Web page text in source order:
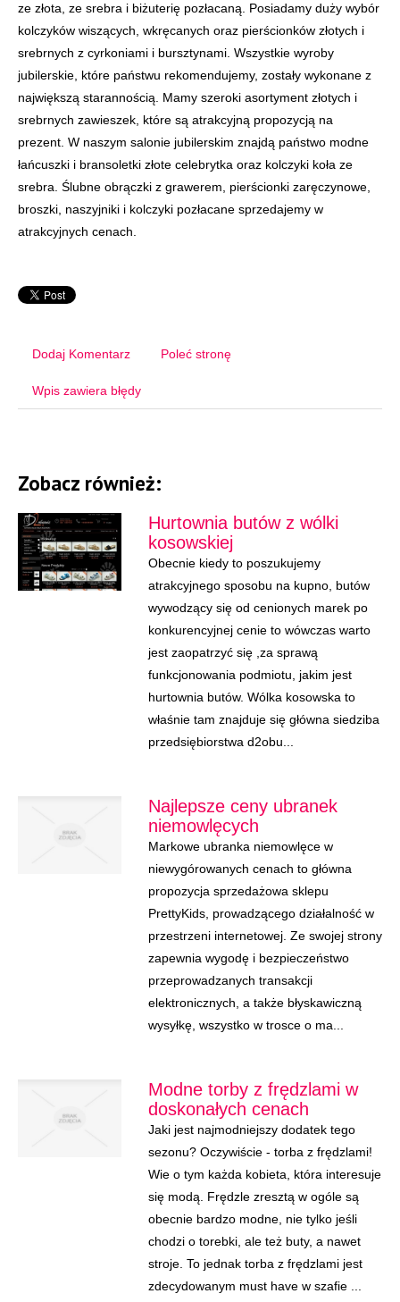
ze złota, ze srebra i biżuterię pozłacaną. Posiadamy duży wybór
kolczyków wiszących, wkręcanych oraz pierścionków złotych i
srebrnych z cyrkoniami i bursztynami. Wszystkie wyroby
jubilerskie, które państwu rekomendujemy, zostały wykonane z
największą starannością. Mamy szeroki asortyment złotych i
srebrnych zawieszek, które są atrakcyjną propozycją na
prezent. W naszym salonie jubilerskim znajdą państwo modne
łańcuszki i bransoletki złote celebrytka oraz kolczyki koła ze
srebra. Ślubne obrączki z grawerem, pierścionki zaręczynowe,
broszki, naszyjniki i kolczyki pozłacane sprzedajemy w
atrakcyjnych cenach.
Dodaj Komentarz Poleć stronę
Wpis zawiera błędy
Zobacz również:
Hurtownia butów z wólki
kosowskiej
Obecnie kiedy to poszukujemy
atrakcyjnego sposobu na kupno, butów
wywodzący się od cenionych marek po
konkurencyjnej cenie to wówczas warto
jest zaopatrzyć się ,za sprawą
funkcjonowania podmiotu, jakim jest
hurtownia butów. Wólka kosowska to
właśnie tam znajduje się główna siedziba
przedsiębiorstwa d2obu...
Najlepsze ceny ubranek
niemowlęcych
Markowe ubranka niemowlęce w
niewygórowanych cenach to główna
propozycja sprzedażowa sklepu
PrettyKids, prowadzącego działalność w
przestrzeni internetowej. Ze swojej strony
zapewnia wygodę i bezpieczeństwo
przeprowadzanych transakcji
elektronicznych, a także błyskawiczną
wysyłkę, wszystko w trosce o ma...
Modne torby z frędzlami w
doskonałych cenach
Jaki jest najmodniejszy dodatek tego
sezonu? Oczywiście - torba z frędzlami!
Wie o tym każda kobieta, która interesuje
się modą. Frędzle zresztą w ogóle są
obecnie bardzo modne, nie tylko jeśli
chodzi o torebki, ale też buty, a nawet
stroje. To jednak torba z frędzlami jest
zdecydowanym must have w szafie ...